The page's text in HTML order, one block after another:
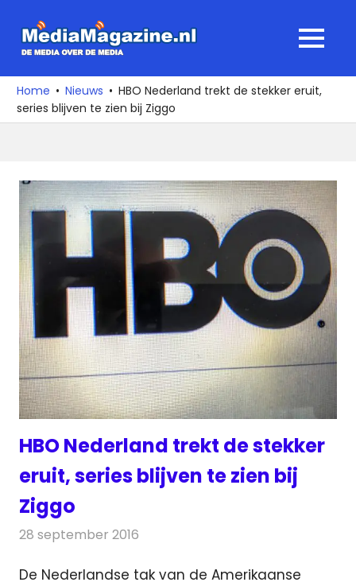
naar
media
over
de
MENU
Home Nieuws
HBO Nederland trekt de stekker eruit,
series blijven te zien bij Ziggo
HBO Nederland trekt de stekker
eruit, series blijven te zien bij
Ziggo
28 september 2016
De Nederlandse tak van de Amerikaanse